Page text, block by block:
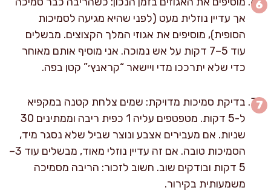
אך עדיין נוזלית מעט (לפני שהיא מגיעה לסמיכות
הסופית), מוסיפים את אגוזי המלך הקצוצים. מבשלים
עוד 5–7 דקות על אש נמוכה. אני מוסיף אותם מאוחר
כדי שלא יתרככו מדי ויישאר “קראנץ׳” קטן בפה.
בדיקת סמיכות מדויקת: שמים צלחת קטנה במקפיא
ל-5 דקות. מטפטפים עליה 1 כפית ריבה וממתינים 30
שניות. אם מעבירים אצבע ונוצר שביל שלא נסגר מיד,
הסמיכות טובה. אם זה עדיין נוזלי מאוד, מבשלים עוד 3–
5 דקות ובודקים שוב. חשוב לזכור: הריבה מסמיכה
משמעותית בקירור.